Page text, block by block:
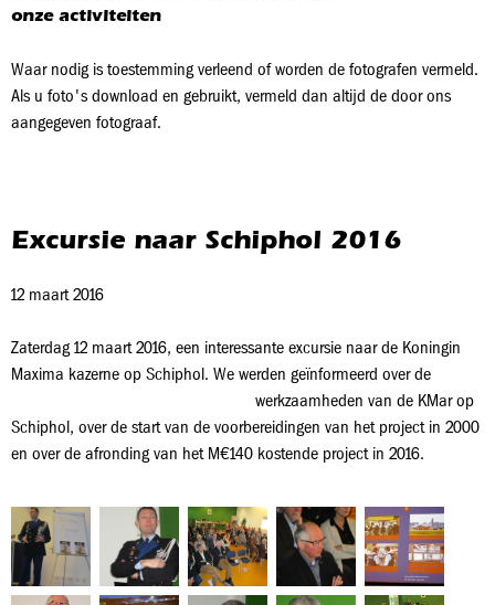
onze activiteiten
Waar nodig is toestemming verleend of worden de fotografen vermeld.
Als u foto's download en gebruikt, vermeld dan altijd de door ons
aangegeven fotograaf.
Excursie naar Schiphol 2016
12 maart 2016
Zaterdag 12 maart 2016, een interessante excursie naar de Koningin
Maxima kazerne op Schiphol. We werden geïnformeerd over de
werkzaamheden van de KMar op
Schiphol, over de start van de voorbereidingen van het project in 2000
en over de afronding van het M€140 kostende project in 2016.